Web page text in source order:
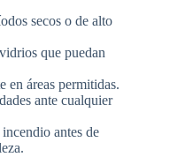
secos o de alto
que puedan
en áreas permitidas.
ante cualquier
antes de